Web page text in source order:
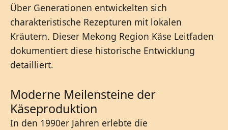
Über Generationen entwickelten sich
charakteristische Rezepturen mit lokalen
Kräutern. Dieser Mekong Region Käse Leitfaden
dokumentiert diese historische Entwicklung
detailliert.
Moderne Meilensteine der
Käseproduktion
In den 1990er Jahren erlebte die